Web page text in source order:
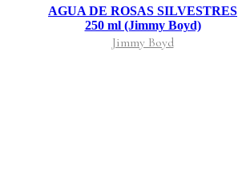
AGUA DE ROSAS SILVESTRES
250 ml (Jimmy Boyd)
Jimmy Boyd